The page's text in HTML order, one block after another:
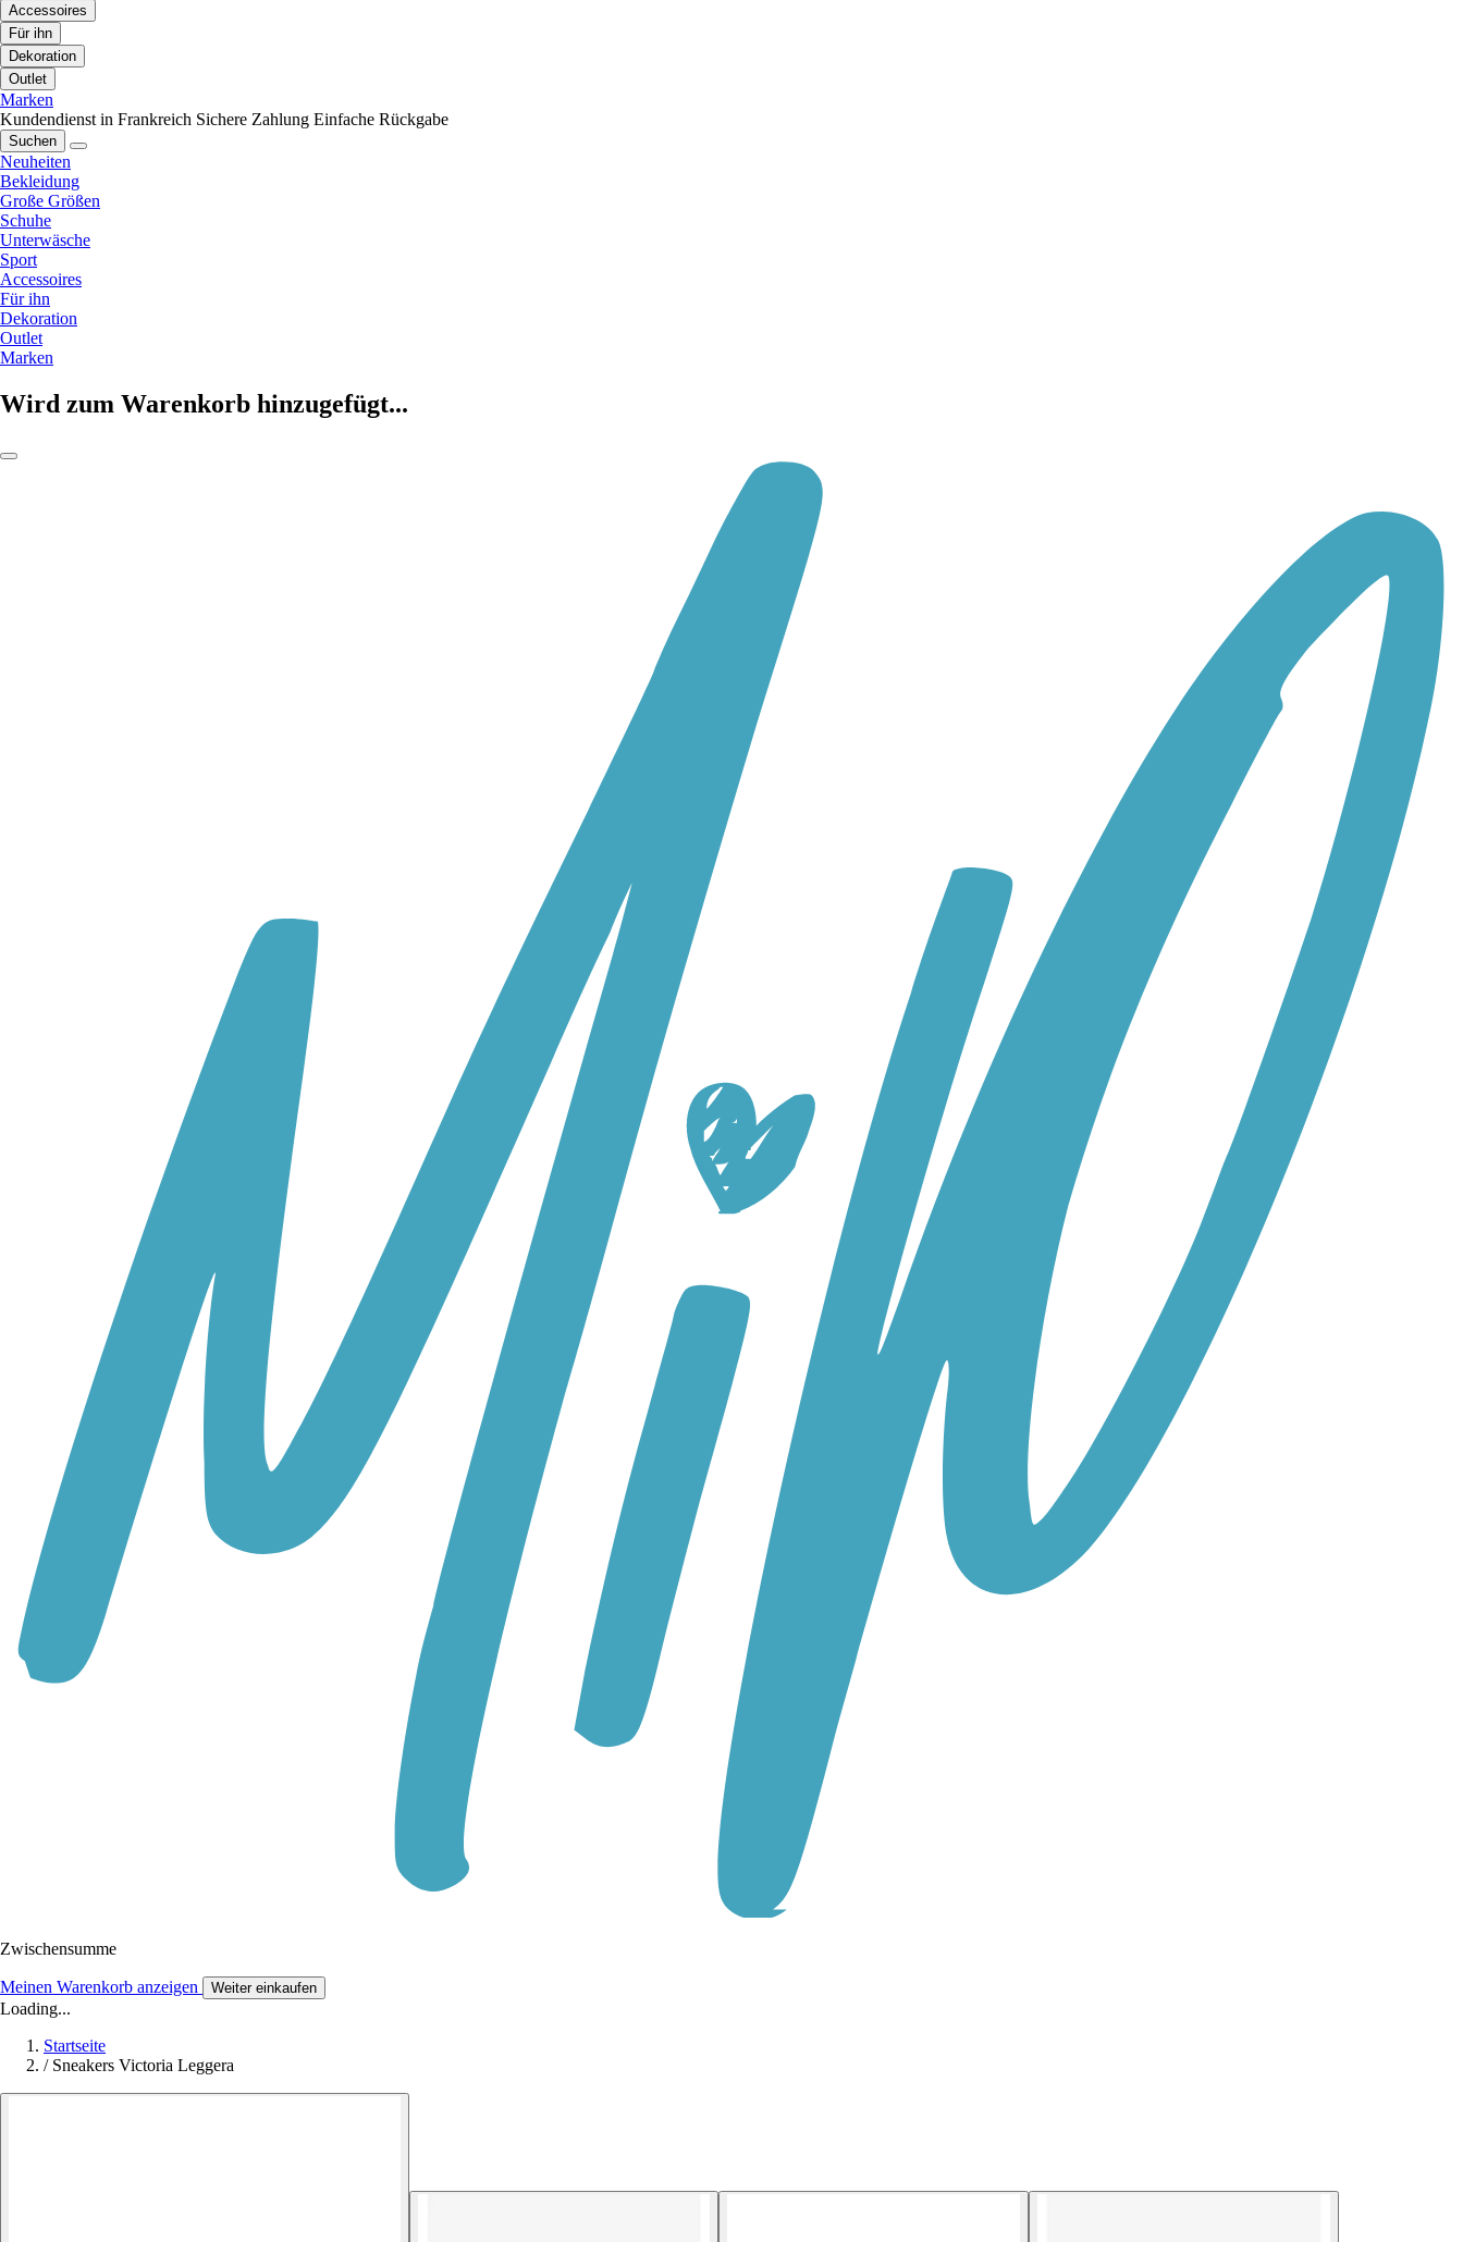
Accessoires
Für ihn
Dekoration
Outlet
Marken
Kundendienst in Frankreich Sichere Zahlung Einfache Rückgabe
Suchen
Neuheiten
Bekleidung
Große Größen
Schuhe
Unterwäsche
Sport
Accessoires
Für ihn
Dekoration
Outlet
Marken
Wird zum Warenkorb hinzugefügt...
Zwischensumme
Meinen Warenkorb anzeigen Weiter einkaufen
Loading...
Startseite
/ Sneakers Victoria Leggera